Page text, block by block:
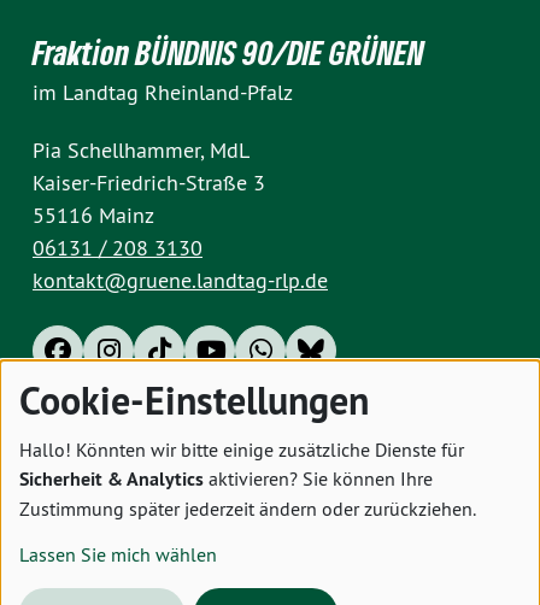
Fraktion BÜNDNIS 90/DIE GRÜNEN
im Landtag Rheinland-Pfalz
Pia Schellhammer, MdL
Kaiser-Friedrich-Straße 3
55116 Mainz
06131 / 208 3130
kontakt@gruene.landtag-rlp.de
Impressum Datenschutz Cookies
Cookie-Einstellungen
Hallo! Könnten wir bitte einige zusätzliche Dienste für
Sicherheit & Analytics aktivieren? Sie können Ihre
Zustimmung später jederzeit ändern oder zurückziehen.
Lassen Sie mich wählen